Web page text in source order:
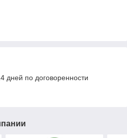
дней по договоренности